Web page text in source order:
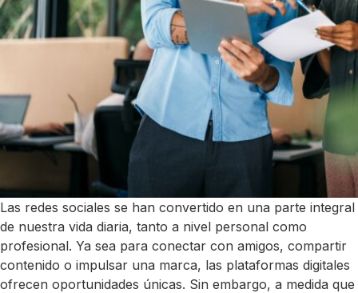
Las redes sociales se han convertido en una parte integral
de nuestra vida diaria, tanto a nivel personal como
profesional. Ya sea para conectar con amigos, compartir
contenido o impulsar una marca, las plataformas digitales
ofrecen oportunidades únicas. Sin embargo, a medida que